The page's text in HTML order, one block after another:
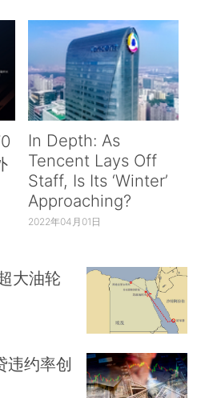
In Depth: As
Tencent Lays Off
Staff, Is Its ‘Winter’
Approaching?
2022年04月01日
大油轮
违约率创